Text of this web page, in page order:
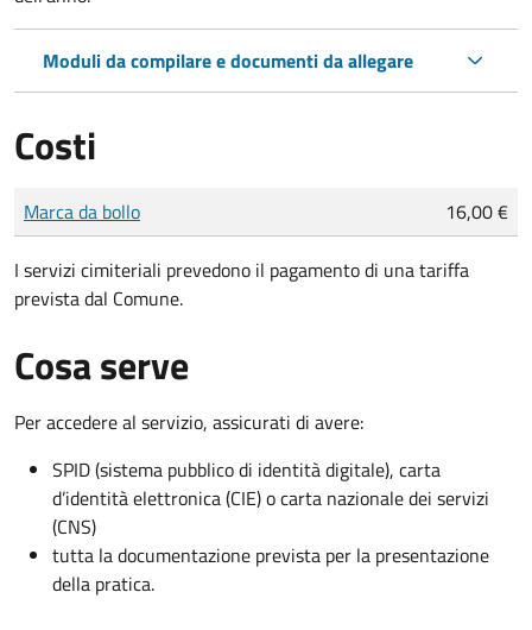
Moduli da compilare e documenti da allegare
Costi
Tipo di pagamento
Importo
Marca da bollo 16,00 €
I servizi cimiteriali prevedono il pagamento di una tariffa
prevista dal Comune.
Cosa serve
Per accedere al servizio, assicurati di avere:
SPID (sistema pubblico di identità digitale), carta
d’identità elettronica (CIE) o carta nazionale dei servizi
(CNS)
tutta la documentazione prevista per la presentazione
della pratica.